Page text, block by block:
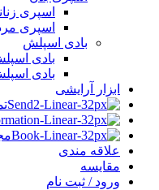
اسپری
اسپری
بادی اسپلش
بادی
بادی
ابزار آرایشی
علاقه مندی
مقایسه
ورود / ثبت نام